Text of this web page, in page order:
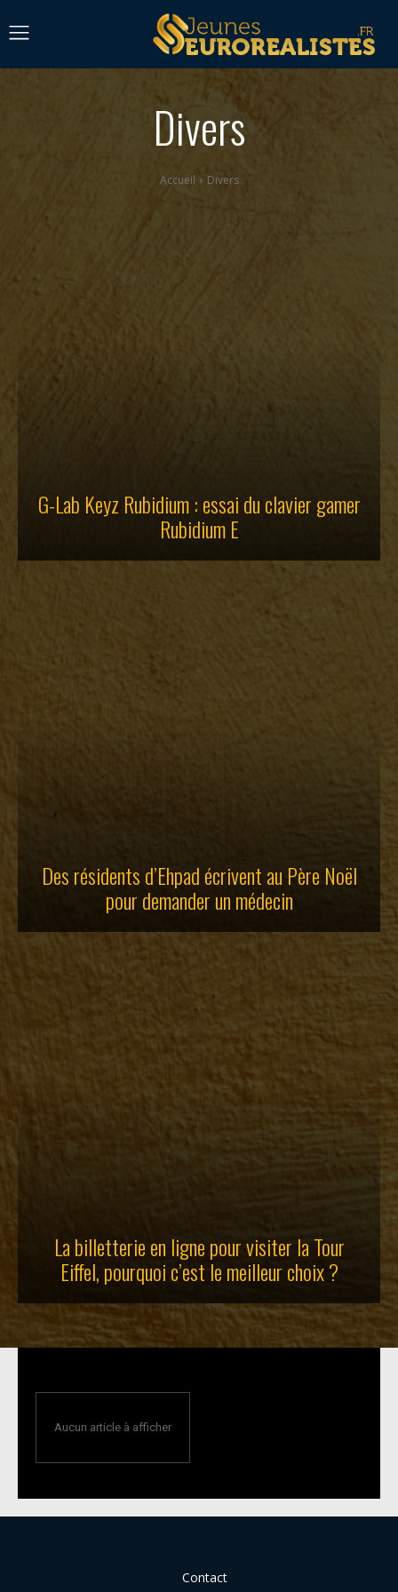
Divers
Accueil Divers
G-Lab Keyz Rubidium : essai du clavier gamer
Rubidium E
Des résidents d’Ehpad écrivent au Père Noël
pour demander un médecin
La billetterie en ligne pour visiter la Tour
Eiffel, pourquoi c’est le meilleur choix ?
Aucun article à afficher
Contact